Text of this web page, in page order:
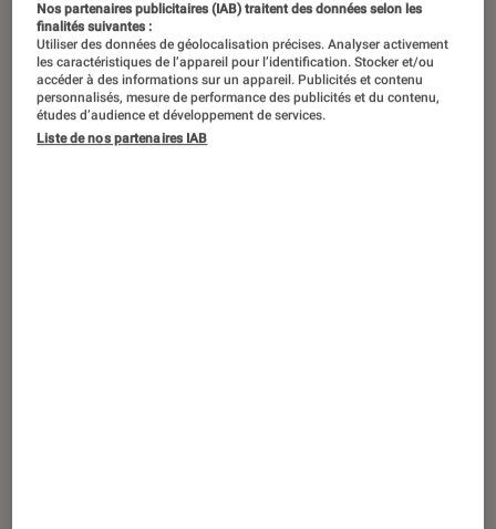
Nos partenaires publicitaires (IAB) traitent des données selon les
finalités suivantes :
Utiliser des données de géolocalisation précises. Analyser activement
les caractéristiques de l’appareil pour l’identification. Stocker et/ou
accéder à des informations sur un appareil. Publicités et contenu
personnalisés, mesure de performance des publicités et du contenu,
études d’audience et développement de services.
Liste de nos partenaires IAB